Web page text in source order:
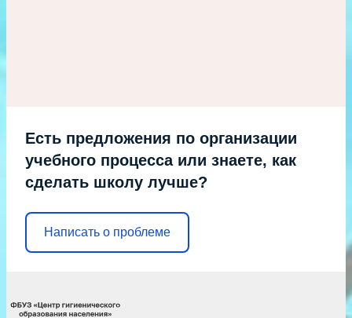
Есть предложения по организации
учебного процесса или знаете, как
сделать школу лучше?
Написать о проблеме